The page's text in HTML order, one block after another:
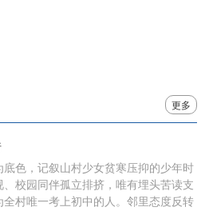
更多
底色，记叙山村少女贫寒压抑的少年时
校园同伴孤立排挤，唯有埋头苦读支
全村唯一考上初中的人。邻里态度反转